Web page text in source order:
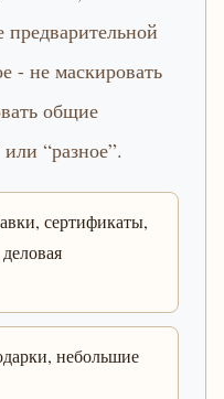
предварительной
- не маскировать
общие
“разное”.
сертификаты,
небольшие